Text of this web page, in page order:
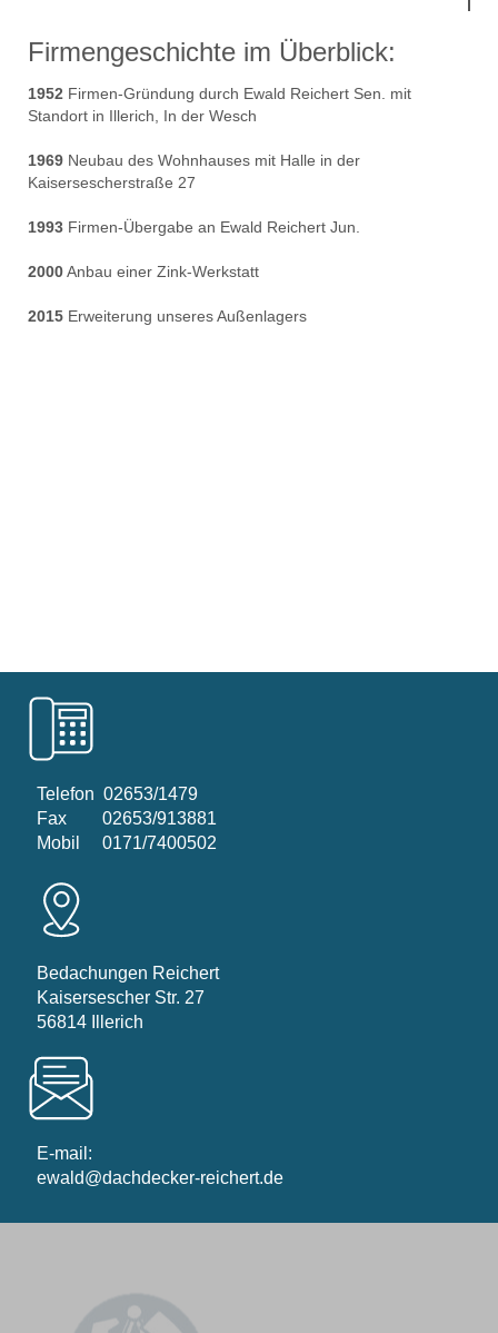
Firmengeschichte im Überblick:
1952 Firmen-Gründung durch Ewald Reichert Sen. mit
Standort in Illerich, In der Wesch
1969 Neubau des Wohnhauses mit Halle in der
Kaisersescherstraße 27
1993 Firmen-Übergabe an Ewald Reichert Jun.
2000Anbau einer Zink-Werkstatt
2015 Erweiterung unseres Außenlagers
Telefon 02653/1479
Fax 02653/913881
Mobil 0171/7400502
Bedachungen Reichert
Kaisersescher Str. 27
56814 Illerich
E-mail:
ewald@dachdecker-reichert.de